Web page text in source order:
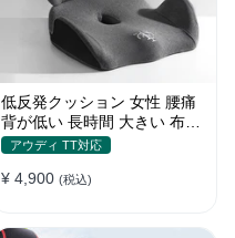
低反発クッション 女性 腰痛
背が低い 長時間 大きい 布団
おしゃれ 運転 疲労回復
アウディ TT対応
¥ 4,900 (税込)